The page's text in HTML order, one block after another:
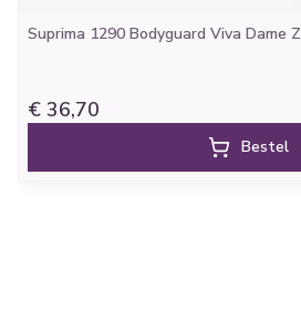
Suprima 1290 Bodyguard Viva Dame
€ 36,70
Bestel